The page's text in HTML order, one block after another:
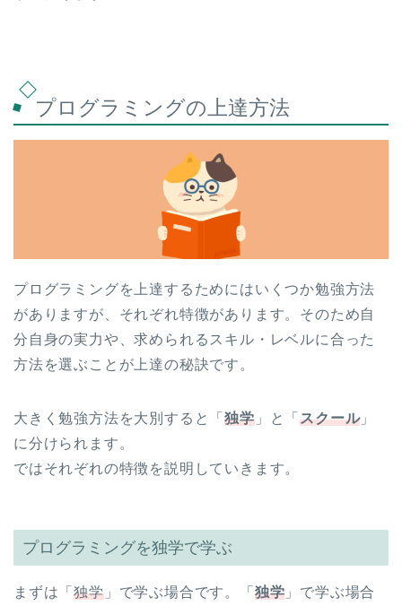
プログラミングの上達方法
プログラミングを上達するためにはいくつか勉強方法
がありますが、それぞれ特徴があります。そのため自
分自身の実力や、求められるスキル・レベルに合った
方法を選ぶことが上達の秘訣です。
大きく勉強方法を大別すると「独学」と「スクール」
に分けられます。
ではそれぞれの特徴を説明していきます。
プログラミングを独学で学ぶ
まずは「独学」で学ぶ場合です。「 独学 」で学ぶ場合